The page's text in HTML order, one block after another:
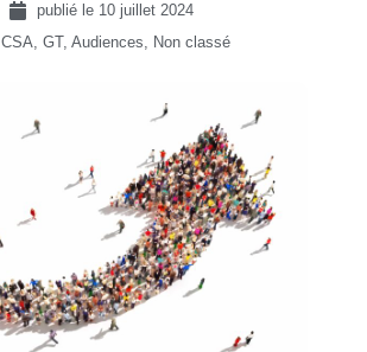
publié le 10 juillet 2024
CSA, GT, Audiences, Non classé